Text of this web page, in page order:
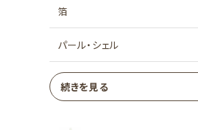
箔
パール・シェル
続きを見る